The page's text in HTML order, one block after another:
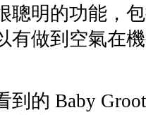
聰明的功能，
有做到空氣在
到的 Baby